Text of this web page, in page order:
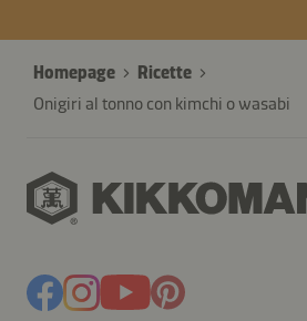
Homepage
Ricette
Onigiri al tonno con kimchi o wasabi